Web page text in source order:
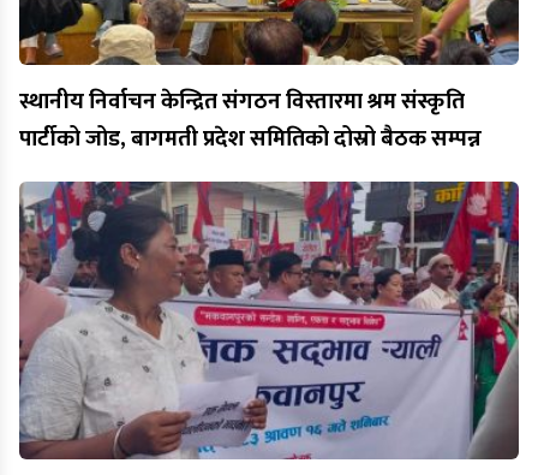
स्थानीय निर्वाचन केन्द्रित संगठन विस्तारमा श्रम संस्कृति
पार्टीको जोड, बागमती प्रदेश समितिको दोस्रो बैठक सम्पन्न